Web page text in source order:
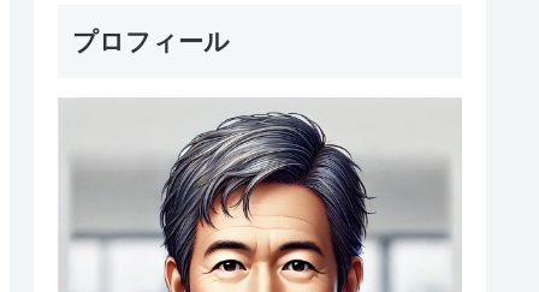
プロフィール